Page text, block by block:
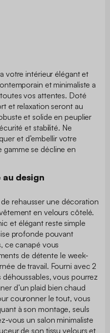
votre intérieur élégant et
et minimaliste a
vos attentes. Doté
et relaxation seront au
et solide en peuplier
et stabilité. Ne
et d’embellir votre
gamme se décline en
design
rehausser une décoration
en velours côtelé.
et élégant reste simple
profonde pouvant
ce canapé vous
de détente le week-
de travail. Fourni avec 2
vous pourrez
d’un plaid bien chaud
couronner le tout, vous
à son montage, seuls
vous un salon minimaliste
de son tissu velours et